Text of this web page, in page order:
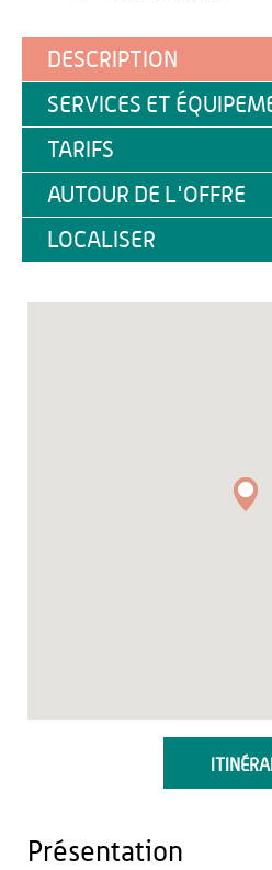
DESCRIPTION
SERVICES ET
TARIFS
AUTOUR DE L'OFFRE
LOCALISER
Présentation